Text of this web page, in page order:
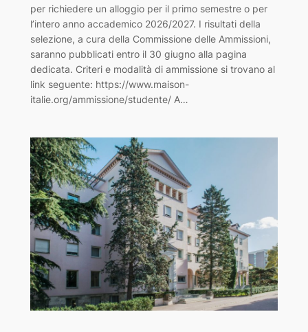
per richiedere un alloggio per il primo semestre o per
l’intero anno accademico 2026/2027. I risultati della
selezione, a cura della Commissione delle Ammissioni,
saranno pubblicati entro il 30 giugno alla pagina
dedicata. Criteri e modalità di ammissione si trovano al
link seguente: https://www.maison-
italie.org/ammissione/studente/ A…